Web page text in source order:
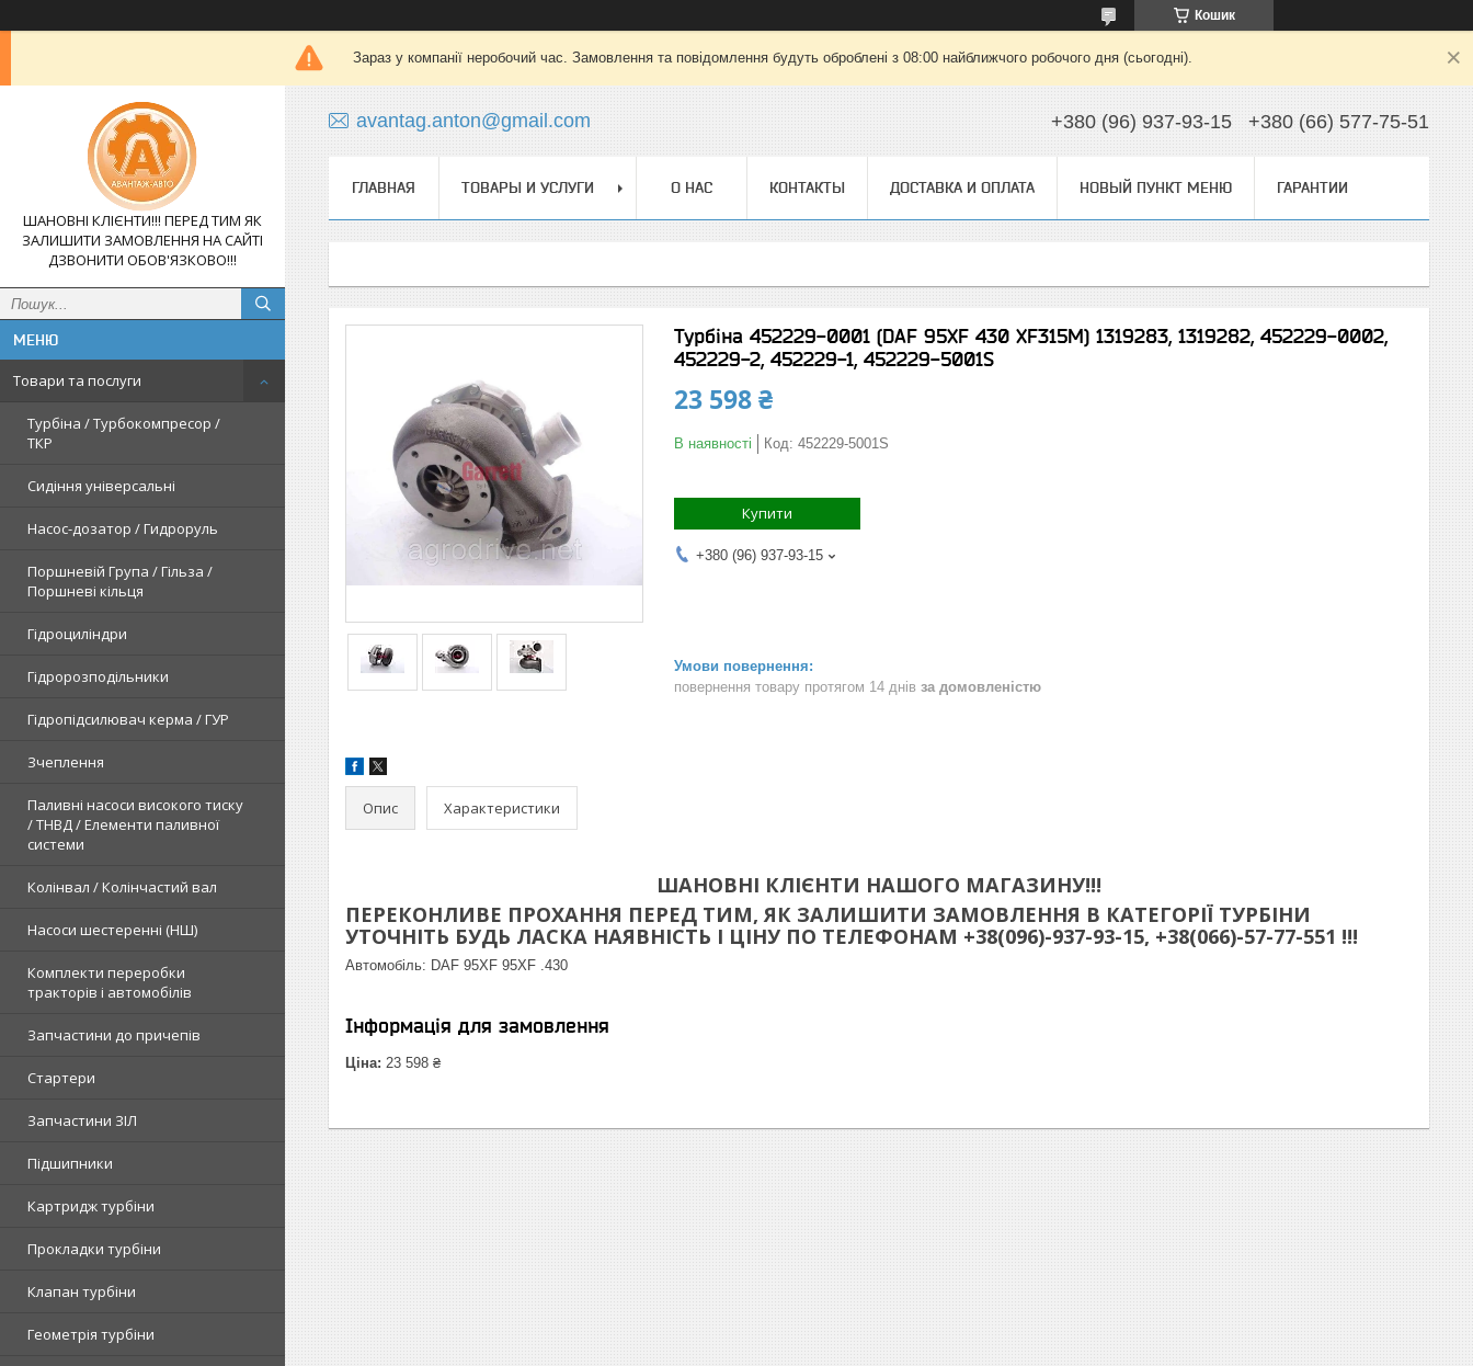
Кошик
Зараз у компанії неробочий час. Замовлення та повідомлення будуть оброблені з 08:00 найближчого робочого дня (сьогодні).
ШАНОВНІ КЛІЄНТИ!!! ПЕРЕД ТИМ ЯК
ЗАЛИШИТИ ЗАМОВЛЕННЯ НА САЙТІ
ДЗВОНИТИ ОБОВ'ЯЗКОВО!!!
Товари та послуги
Турбіна / Турбокомпресор /
ТКР
Сидіння універсальні
Насос-дозатор / Гидроруль
Поршневій Група / Гільза /
Поршневі кільця
Гідроциліндри
Гідророзподільники
Гідропідсилювач керма / ГУР
Зчеплення
Паливні насоси високого тиску
/ ТНВД / Елементи паливної
системи
Колінвал / Колінчастий вал
Насоси шестеренні (НШ)
Комплекти переробки
тракторів і автомобілів
Запчастини до причепів
Стартери
Запчастини ЗІЛ
Підшипники
Картридж турбіни
Прокладки турбіни
Клапан турбіни
Геометрія турбіни
avantag.anton@gmail.com +380 (96) 937-93-15 +380 (66) 577-75-51
ГЛАВНАЯ ТОВАРЫ И УСЛУГИ О НАС КОНТАКТЫ ДОСТАВКА И ОПЛАТА НОВЫЙ ПУНКТ МЕНЮ ГАРАНТИИ
Турбіна 452229-0001 (DAF 95XF 430 XF315M) 1319283, 1319282, 452229-0002,
452229-2, 452229-1, 452229-5001S
23 598 ₴
В наявності Код: 452229-5001S
Купити
+380 (96) 937-93-15
повернення товару протягом 14 днів за домовленістю
Опис Характеристики
ШАНОВНІ КЛІЄНТИ НАШОГО МАГАЗИНУ!!!
ПЕРЕКОНЛИВЕ ПРОХАННЯ ПЕРЕД ТИМ, ЯК ЗАЛИШИТИ ЗАМОВЛЕННЯ В КАТЕГОРІЇ ТУРБІНИ
УТОЧНІТЬ БУДЬ ЛАСКА НАЯВНІСТЬ І ЦІНУ ПО ТЕЛЕФОНАМ +38(096)-937-93-15, +38(066)-57-77-551 !!!
Автомобіль: DAF 95XF 95XF .430
Інформація для замовлення
Ціна: 23 598 ₴